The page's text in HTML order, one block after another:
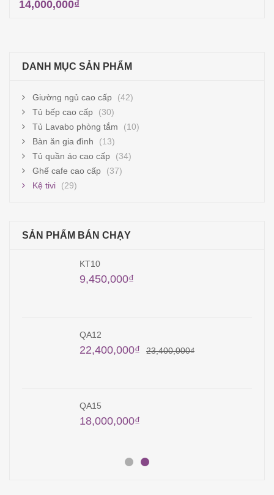
14,000,000₫
DANH MỤC SẢN PHẨM
Giường ngủ cao cấp
(42)
Tủ bếp cao cấp
(30)
Tủ Lavabo phòng tắm
(10)
Bàn ăn gia đình
(13)
Tủ quần áo cao cấp
(34)
Ghế cafe cao cấp
(37)
Kệ tivi
(29)
SẢN PHẨM BÁN CHẠY
KT10
9,450,000₫
QA12
23,400,000₫
22,400,000₫
QA15
18,000,000₫